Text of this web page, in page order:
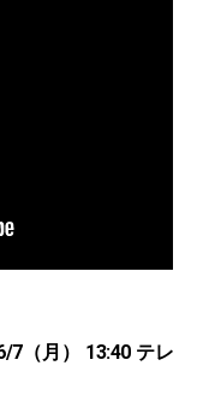
7（月） 13:40 テレ